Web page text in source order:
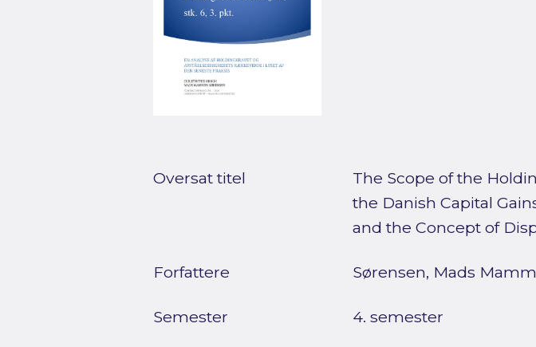
Oversat titel
The Scope of the
the Danish Capital
and the Concept of
Forfattere Sørensen, Mads
Semester 4. semester